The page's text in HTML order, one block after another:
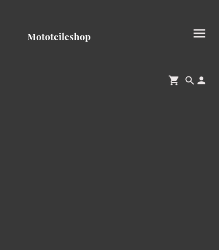
Mototeileshop